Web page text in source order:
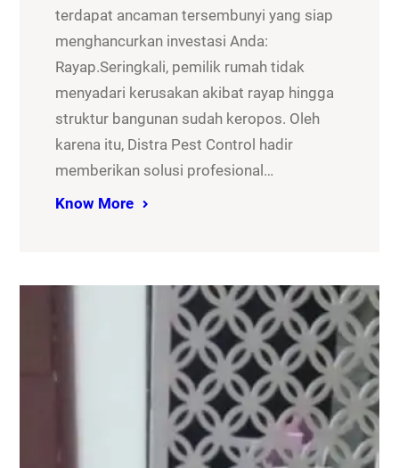
terdapat ancaman tersembunyi yang siap
menghancurkan investasi Anda:
Rayap.Seringkali, pemilik rumah tidak
menyadari kerusakan akibat rayap hingga
struktur bangunan sudah keropos. Oleh
karena itu, Distra Pest Control hadir
memberikan solusi profesional…
Know More